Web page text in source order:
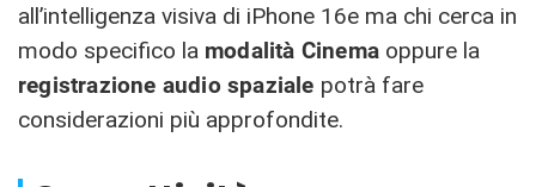
all’intelligenza visiva di iPhone 16e ma chi cerca in
modo specifico la modalità Cinema oppure la
registrazione audio spaziale potrà fare
considerazioni più approfondite.